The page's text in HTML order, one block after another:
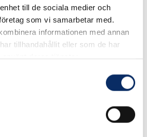
till de sociala medier och
som vi samarbetar med.
informationen med annan
tillhandahållit eller som de har
deras tjänster.
470kr
expand_more